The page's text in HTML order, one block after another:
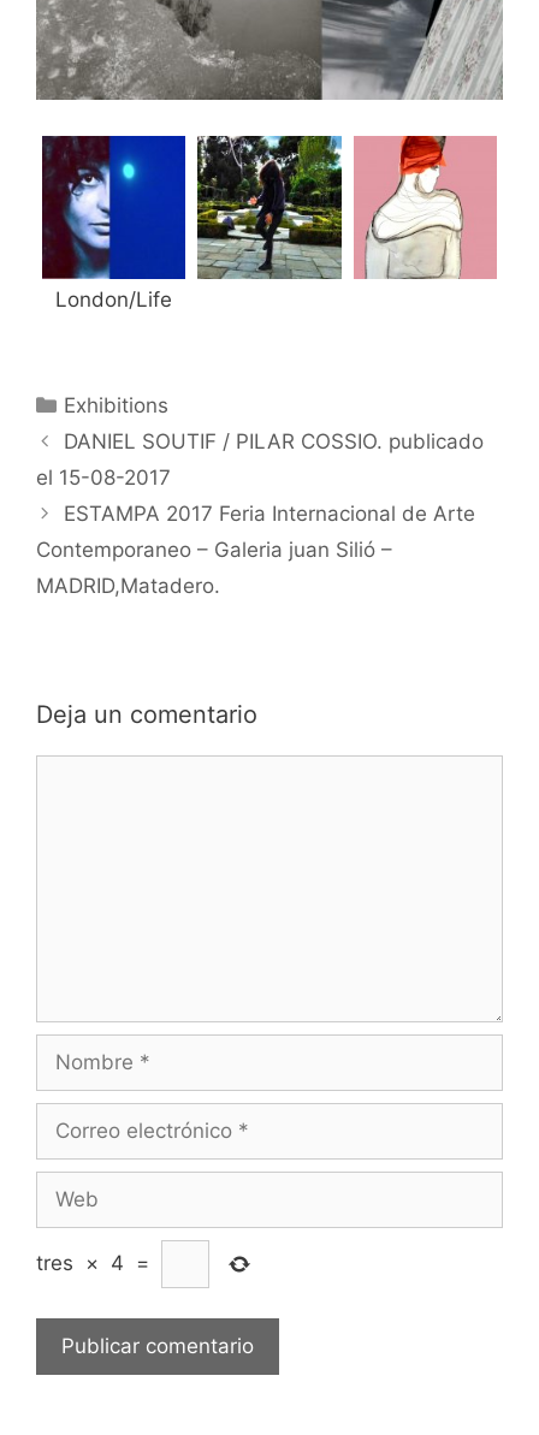
London/Life
Categorías
Exhibitions
DANIEL SOUTIF / PILAR COSSIO. publicado
el 15-08-2017
ESTAMPA 2017 Feria Internacional de Arte
Contemporaneo – Galeria juan Silió –
MADRID,Matadero.
Deja un comentario
electrónico
tres × 4 =